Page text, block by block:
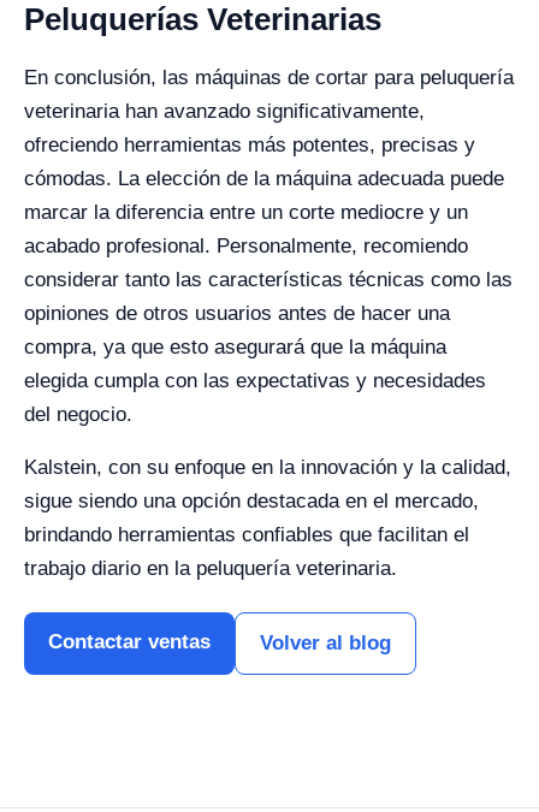
Peluquerías Veterinarias
En conclusión, las máquinas de cortar para peluquería
veterinaria han avanzado significativamente,
ofreciendo herramientas más potentes, precisas y
cómodas. La elección de la máquina adecuada puede
marcar la diferencia entre un corte mediocre y un
acabado profesional. Personalmente, recomiendo
considerar tanto las características técnicas como las
opiniones de otros usuarios antes de hacer una
compra, ya que esto asegurará que la máquina
elegida cumpla con las expectativas y necesidades
del negocio.
Kalstein, con su enfoque en la innovación y la calidad,
sigue siendo una opción destacada en el mercado,
brindando herramientas confiables que facilitan el
trabajo diario en la peluquería veterinaria.
Contactar ventas Volver al blog